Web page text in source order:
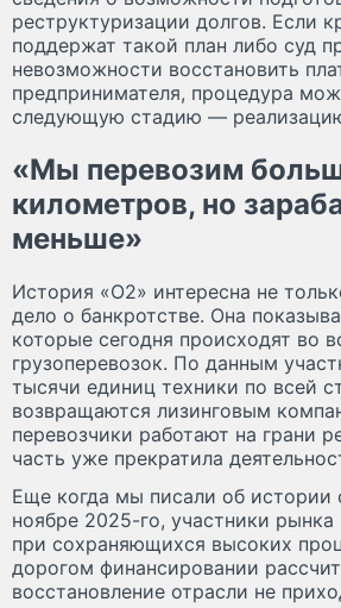
реструктуризации долгов. Если
поддержат такой план либо суд
невозможности восстановить
предпринимателя, процедура
следующую стадию —
«Мы перевозим
километров, но
меньше»
История «О2» интересна не
дело о банкротстве. Она
которые сегодня происходят во
грузоперевозок. По данным
тысячи единиц техники по всей
возвращаются лизинговым
перевозчики работают на грани
часть уже прекратила
Еще когда мы писали об истории
ноябре 2025-го, участники
при сохраняющихся высоких
дорогом финансировании
восстановление отрасли не